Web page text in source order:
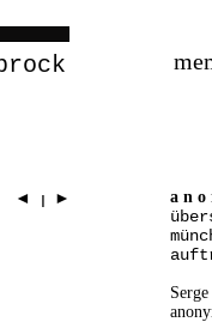
a n o
◄ ►
I